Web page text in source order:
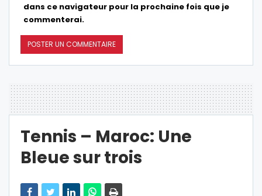
dans ce navigateur pour la prochaine fois que je
commenterai.
Tennis – Maroc: Une
Bleue sur trois